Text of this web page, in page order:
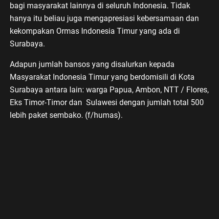
bagi masyarakat lainnya di seluruh Indonesia. Tidak
hanya itu beliau juga mengapresiasi kebersamaan dan
kekompakan Ormas Indonesia Timur yang ada di
Surabaya.
Adapun jumlah bansos yang disalurkan kepada
Masyarakat Indonesia Timur yang berdomisili di Kota
Surabaya antara lain: warga Papua, Ambon, NTT / Flores,
Eks Timor-Timor dan Sulawesi dengan jumlah total 500
lebih paket sembako. (f/humas).